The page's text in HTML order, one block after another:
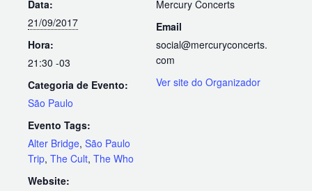
Data:
21/09/2017
Hora:
21:30 -03
Categoria de Evento:
São Paulo
Evento Tags:
Alter Bridge, São Paulo
Trip, The Cult, The Who
Website:
Mercury Concerts
Email
social@mercuryconcerts.
com
Ver site do Organizador